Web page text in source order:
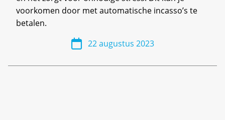
voorkomen door met automatische incasso’s te
betalen.
22 augustus 2023